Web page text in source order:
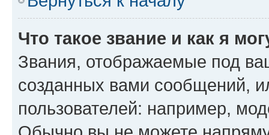
Что такое звание и как я
Звания, отображаемые под
созданных вами сообщений,
пользователей: например,